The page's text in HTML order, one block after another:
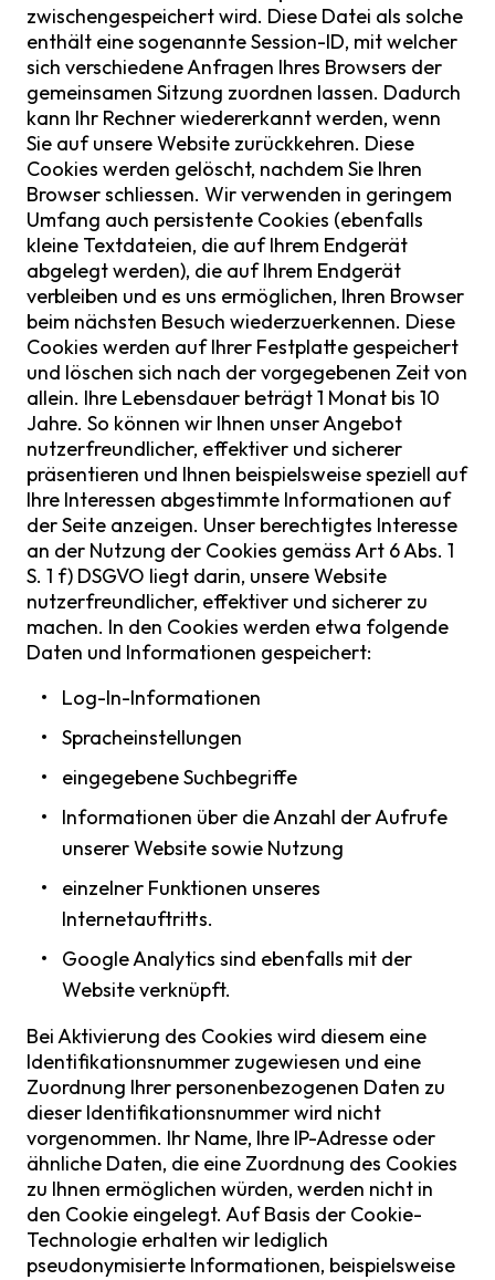
zwischengespeichert wird. Diese Datei als solche
enthält eine sogenannte Session-ID, mit welcher
sich verschiedene Anfragen Ihres Browsers der
gemeinsamen Sitzung zuordnen lassen. Dadurch
kann Ihr Rechner wiedererkannt werden, wenn
Sie auf unsere Website zurückkehren. Diese
Cookies werden gelöscht, nachdem Sie Ihren
Browser schliessen. Wir verwenden in geringem
Umfang auch persistente Cookies (ebenfalls
kleine Textdateien, die auf Ihrem Endgerät
abgelegt werden), die auf Ihrem Endgerät
verbleiben und es uns ermöglichen, Ihren Browser
beim nächsten Besuch wiederzuerkennen. Diese
Cookies werden auf Ihrer Festplatte gespeichert
und löschen sich nach der vorgegebenen Zeit von
allein. Ihre Lebensdauer beträgt 1 Monat bis 10
Jahre. So können wir Ihnen unser Angebot
nutzerfreundlicher, effektiver und sicherer
präsentieren und Ihnen beispielsweise speziell auf
Ihre Interessen abgestimmte Informationen auf
der Seite anzeigen. Unser berechtigtes Interesse
an der Nutzung der Cookies gemäss Art 6 Abs. 1
S. 1 f) DSGVO liegt darin, unsere Website
nutzerfreundlicher, effektiver und sicherer zu
machen. In den Cookies werden etwa folgende
Daten und Informationen gespeichert:
Log-In-Informationen
Spracheinstellungen
eingegebene Suchbegriffe
Informationen über die Anzahl der Aufrufe
unserer Website sowie Nutzung
einzelner Funktionen unseres
Internetauftritts.
Google Analytics sind ebenfalls mit der
Website verknüpft.
Bei Aktivierung des Cookies wird diesem eine
Identifikationsnummer zugewiesen und eine
Zuordnung Ihrer personenbezogenen Daten zu
dieser Identifikationsnummer wird nicht
vorgenommen. Ihr Name, Ihre IP-Adresse oder
ähnliche Daten, die eine Zuordnung des Cookies
zu Ihnen ermöglichen würden, werden nicht in
den Cookie eingelegt. Auf Basis der Cookie-
Technologie erhalten wir lediglich
pseudonymisierte Informationen, beispielsweise